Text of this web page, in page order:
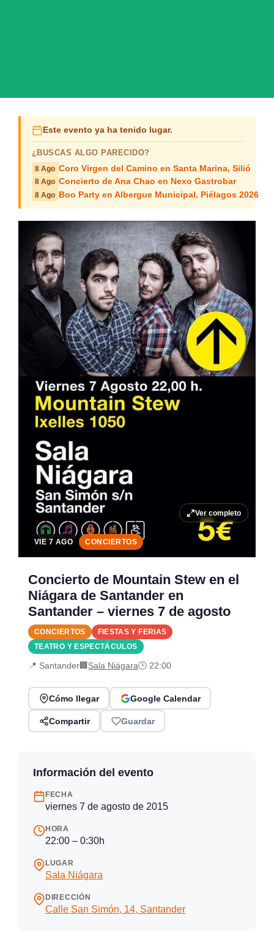
Este evento ya ha tenido lugar.
¿BUSCAS ALGO PARECIDO?
8 Ago Coro Virgen del Camino en Santa Marina, Silió
8 Ago Concierto de Ana Chao en Nexo Gastrobar
8 Ago Boo Party en Albergue Municipal, Piélagos 2026
Ver completo
VIE 7 AGO CONCIERTOS
Concierto de Mountain Stew en el
Niágara de Santander en
Santander – viernes 7 de agosto
CONCIERTOS
FIESTAS Y FERIAS
TEATRO Y ESPECTÁCULOS
📍 Santander🏢 Sala Niágara🕒 22:00
Cómo llegar Google Calendar
Compartir Guardar
Información del evento
FECHA
viernes 7 de agosto de 2015
HORA
22:00 – 0:30h
LUGAR
Sala Niágara
DIRECCIÓN
Calle San Simón, 14, Santander